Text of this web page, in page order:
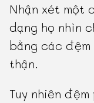
Nhận xét một
dạng họ nhìn
bằng các
thận.
Tuy nhiên